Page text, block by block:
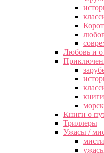
Любовь и
Книги о
Триллеры
Ужасы /